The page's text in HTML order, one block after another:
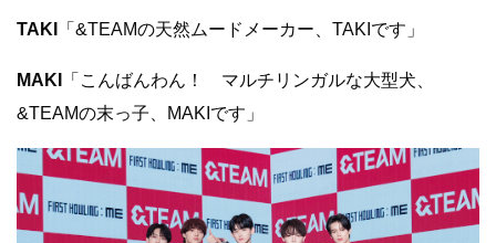
TAKI 「&TEAMの天然ムードメーカー、TAKIです」
MAKI
「こんばんわん！ マルチリンガルな大型犬、
&TEAMの末っ子、 MAKI です」